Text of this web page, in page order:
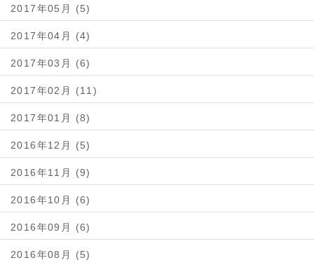
2017年05月 (5)
2017年04月 (4)
2017年03月 (6)
2017年02月 (11)
2017年01月 (8)
2016年12月 (5)
2016年11月 (9)
2016年10月 (6)
2016年09月 (6)
2016年08月 (5)